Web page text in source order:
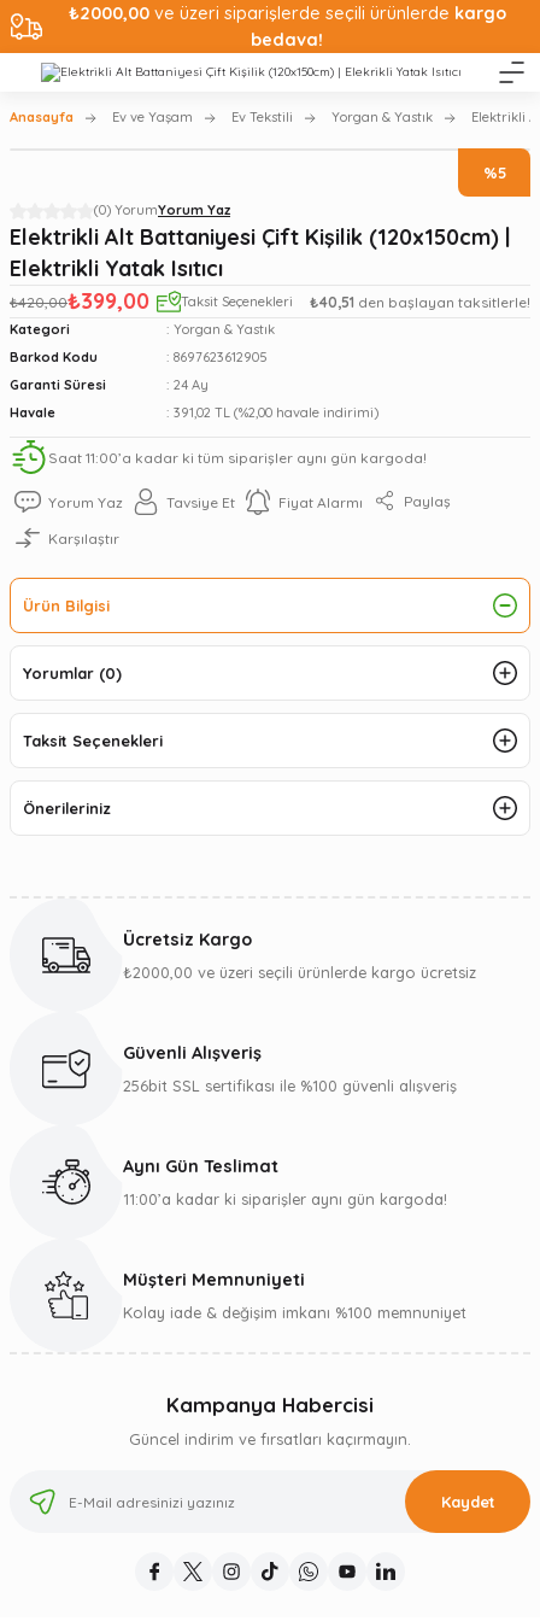
₺2000,00ve üzeri siparişlerde seçili ürünlerde kargo
bedava!
Anasayfa Ev ve Yaşam Ev Tekstili Yorgan & Yastık Elektrikli
%5
(0) YorumYorum Yaz
Elektrikli Alt Battaniyesi Çift Kişilik (120x150cm) |
Elektrikli Yatak Isıtıcı
₺420,00₺399,00 Taksit Seçenekleri ₺40,51 den başlayan taksitlerle!
Kategori
Yorgan & Yastık
Barkod Kodu
8697623612905
Garanti Süresi
24 Ay
Havale
391,02 TL (%2,00 havale indirimi)
Saat 11:00’a kadar ki tüm siparişler aynı gün kargoda!
Yorum Yaz Tavsiye Et Fiyat Alarmı Paylaş
Karşılaştır
Ürün Bilgisi
Yorumlar (0)
Taksit Seçenekleri
Önerileriniz
Ücretsiz Kargo
₺2000,00 ve üzeri seçili ürünlerde kargo ücretsiz
Güvenli Alışveriş
256bit SSL sertifikası ile %100 güvenli alışveriş
Aynı Gün Teslimat
11:00’a kadar ki siparişler aynı gün kargoda!
Müşteri Memnuniyeti
Kolay iade & değişim imkanı %100 memnuniyet
Kampanya Habercisi
Güncel indirim ve fırsatları kaçırmayın.
Kaydet